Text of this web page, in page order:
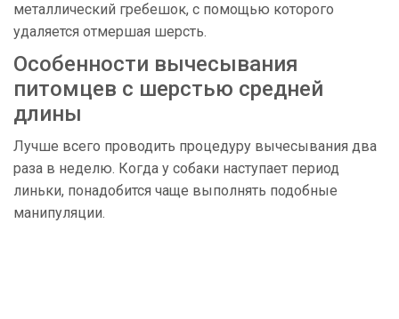
металлический гребешок, с помощью которого
удаляется отмершая шерсть.
Особенности вычесывания
питомцев с шерстью средней
длины
Лучше всего проводить процедуру вычесывания два
раза в неделю. Когда у собаки наступает период
линьки, понадобится чаще выполнять подобные
манипуляции.